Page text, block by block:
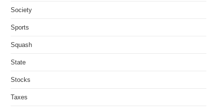
Society
Sports
Squash
State
Stocks
Taxes